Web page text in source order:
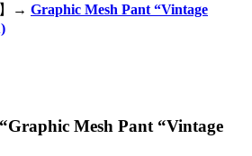
→ Graphic Mesh Pant “Vintage
Mesh Pant “Vintage